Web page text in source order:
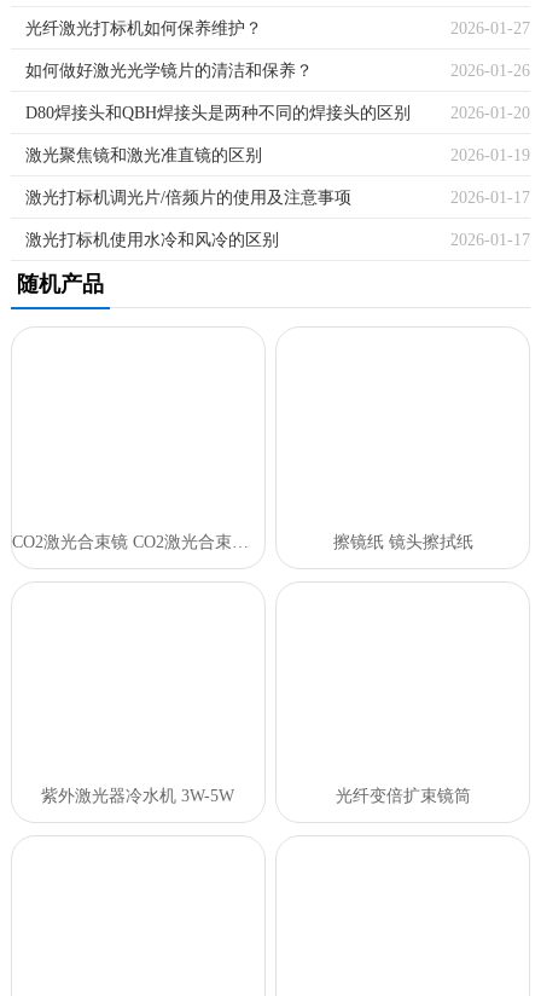
2026-01-27
光纤激光打标机如何保养维护？
2026-01-26
如何做好激光光学镜片的清洁和保养？
2026-01-20
D80焊接头和QBH焊接头是两种不同的焊接头的区别
2026-01-19
激光聚焦镜和激光准直镜的区别
2026-01-17
激光打标机调光片/倍频片的使用及注意事项
2026-01-17
激光打标机使用水冷和风冷的区别
随机产品
擦镜纸 镜头擦拭纸
紫外激光器冷水机 3W-5W 光纤变倍扩束镜筒